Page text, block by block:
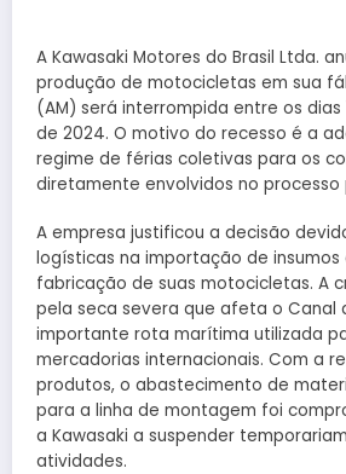
A Kawasaki Motores do Brasil Ltda.
produção de motocicletas em sua
(AM) será interrompida entre os dias
de 2024. O motivo do recesso é a
regime de férias coletivas para os
diretamente envolvidos no processo
A empresa justificou a decisão
logísticas na importação de insumos
fabricação de suas motocicletas. A
pela seca severa que afeta o Canal
importante rota marítima utilizada
mercadorias internacionais. Com a
produtos, o abastecimento de
para a linha de montagem foi
a Kawasaki a suspender
atividades.